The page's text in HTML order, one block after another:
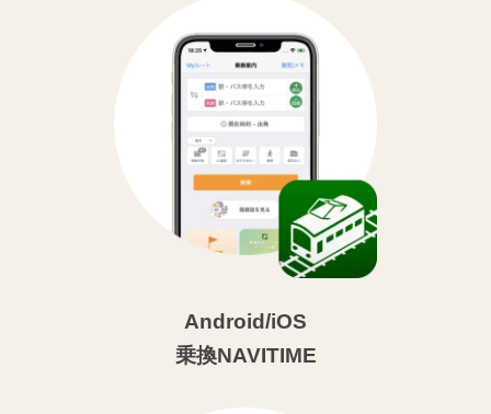
Android/iOS
乗換NAVITIME